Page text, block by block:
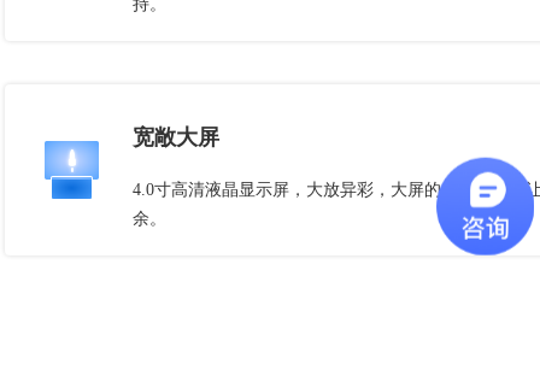
持。
宽敞大屏
4.0寸高清液晶显示屏，大放异彩，大屏的触控体验，
余。